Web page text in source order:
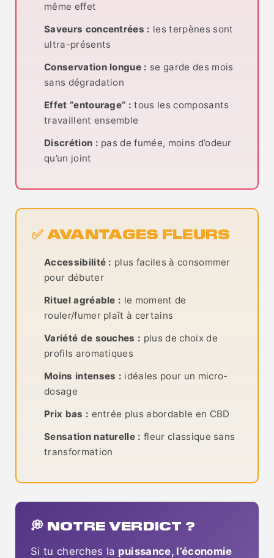
même effet
Saveurs concentrées : les terpènes sont
ultra-présents
Conservation longue : se garde des mois
sans dégradation
Effet “entourage” : tous les composants
travaillent ensemble
Discrétion : pas de fumée, moins d’odeur
qu’un joint
✅ AVANTAGES FLEURS
Accessibilité : plus faciles à consommer
pour débuter
Rituel agréable : le moment de
rouler/fumer plaît à certains
Variété de souches : plus de choix de
profils aromatiques
Moins intenses : idéales pour un micro-
dosage
Prix bas : entrée plus abordable en CBD
Sensation naturelle : fleur classique sans
transformation
💭 NOTRE VERDICT ?
Si tu cherches la puissance, l’économie